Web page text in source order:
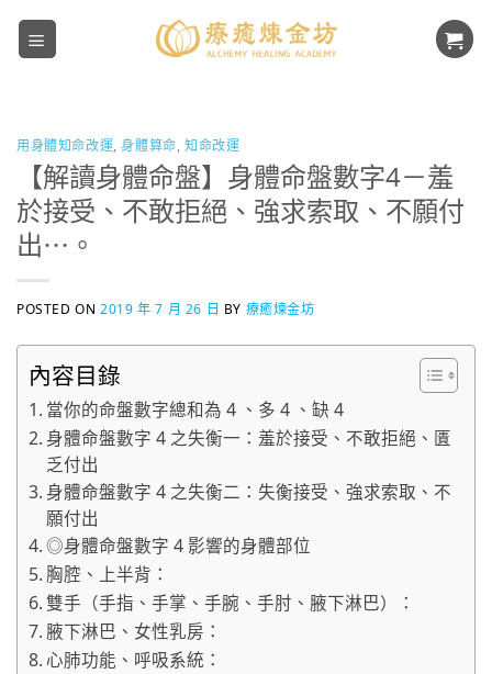
Skip
用身體知命改運 ,身體算命 ,知命改運
【解讀身體命盤】身體命盤數字4－羞
於接受、不敢拒絕、強求索取、不願付
出⋯。
POSTED ON2019 年 7 月 26 日 BY 療癒煉金坊
內容目錄
當你的命盤數字總和為 4 、多 4 、缺 4
身體命盤數字 4 之失衡一：羞於接受、不敢拒絕、匱
乏付出
身體命盤數字 4 之失衡二：失衡接受、強求索取、不
願付出
◎身體命盤數字 4 影響的身體部位
胸腔、上半背：
雙手（手指、手掌、手腕、手肘、腋下淋巴）：
腋下淋巴、女性乳房：
心肺功能、呼吸系統：